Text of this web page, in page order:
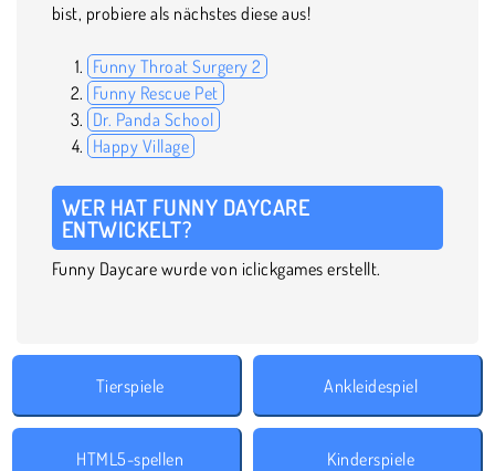
bist, probiere als nächstes diese aus!
Funny Throat Surgery 2
Funny Rescue Pet
Dr. Panda School
Happy Village
WER HAT FUNNY DAYCARE
ENTWICKELT?
Funny Daycare wurde von iclickgames erstellt.
Tierspiele Ankleidespiel
HTML5-spellen Kinderspiele